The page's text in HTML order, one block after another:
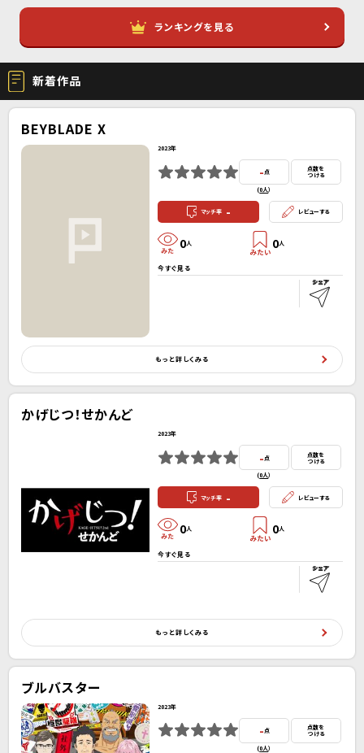
ランキングを見る
新着作品
BEYBLADE X
2023年
-点
(0人）
点数を
つける
マッチ率 - レビューする
0人 0人
今すぐ見る
もっと詳しくみる
かげじつ！せかんど
2023年
- 点
(0人）
点数を
つける
マッチ率 - レビューする
0人 0人
今すぐ見る
もっと詳しくみる
ブルバスター
2023年
-点
(0人）
点数を
つける